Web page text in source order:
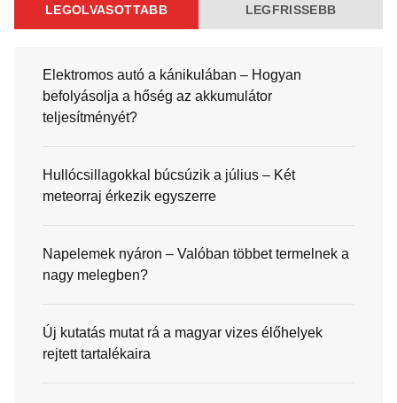
LEGOLVASOTTABB LEGFRISSEBB
Elektromos autó a kánikulában – Hogyan
befolyásolja a hőség az akkumulátor
teljesítményét?
Hullócsillagokkal búcsúzik a július – Két
meteorraj érkezik egyszerre
Napelemek nyáron – Valóban többet termelnek a
nagy melegben?
Új kutatás mutat rá a magyar vizes élőhelyek
rejtett tartalékaira